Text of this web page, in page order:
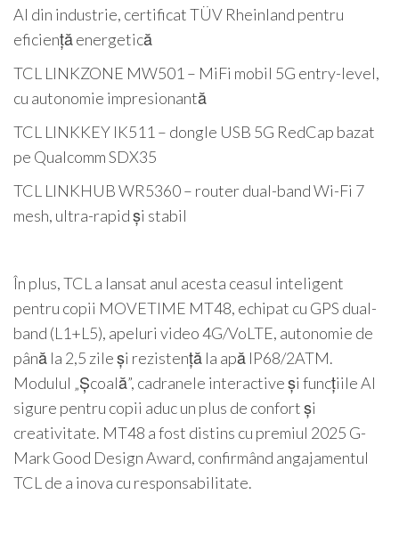
AI din industrie, certificat TÜV Rheinland pentru
eficiență energetică
TCL LINKZONE MW501 – MiFi mobil 5G entry-level,
cu autonomie impresionantă
TCL LINKKEY IK511 – dongle USB 5G RedCap bazat
pe Qualcomm SDX35
TCL LINKHUB WR5360 – router dual-band Wi-Fi 7
mesh, ultra-rapid și stabil
În plus, TCL a lansat anul acesta ceasul inteligent
pentru copii MOVETIME MT48, echipat cu GPS dual-
band (L1+L5), apeluri video 4G/VoLTE, autonomie de
până la 2,5 zile și rezistență la apă IP68/2ATM.
Modulul „Școală”, cadranele interactive și funcțiile AI
sigure pentru copii aduc un plus de confort și
creativitate. MT48 a fost distins cu premiul 2025 G-
Mark Good Design Award, confirmând angajamentul
TCL de a inova cu responsabilitate.